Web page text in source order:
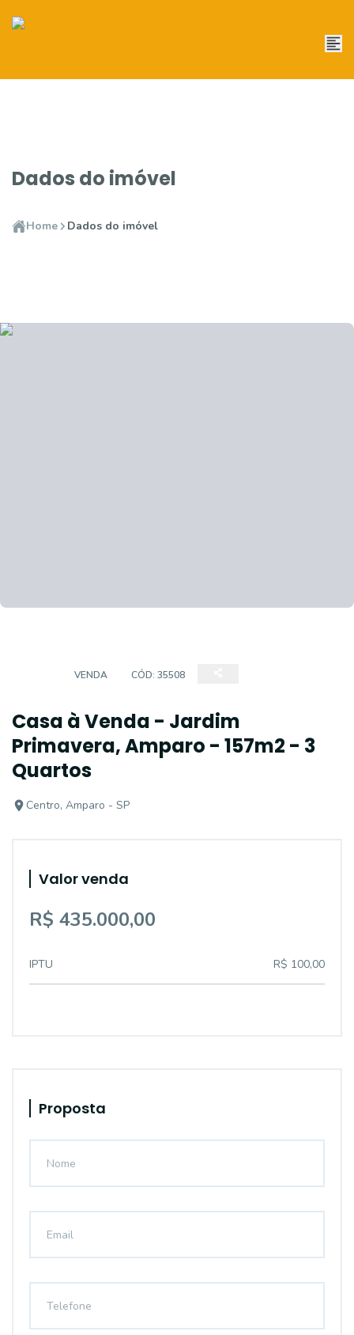
Dados do imóvel
Home Dados do imóvel
VENDA CÓD: 35508
Casa à Venda - Jardim
Primavera, Amparo - 157m2 - 3
Quartos
Centro, Amparo - SP
Valor venda
R$ 435.000,00
IPTU R$ 100,00
Proposta